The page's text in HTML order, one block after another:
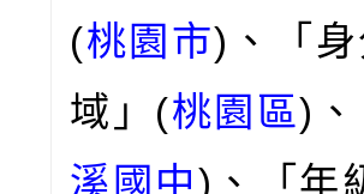
(桃園市)、「
域」(桃園區)
溪國中)、「年